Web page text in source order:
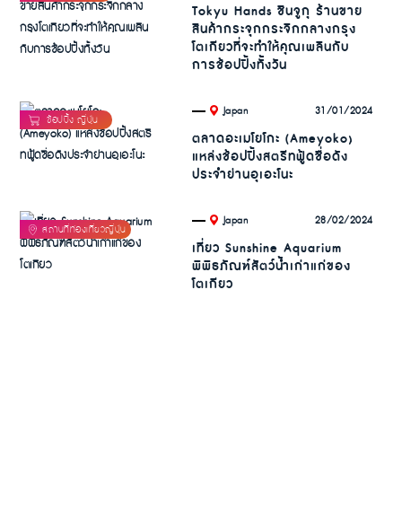
Tokyu Hands ชินจูกุ ร้านขาย
สินค้ากระจุกกระจิกกลางกรุง
โตเกียวที่จะทำให้คุณเพลินกับ
การช้อปปิ้งทั้งวัน
. Japan 31/01/2024
ตลาดอะเมโยโกะ (Ameyoko)
แหล่งช้อปปิ้งสตรีทฟู้ดชื่อดัง
ประจำย่านอุเอะโนะ
. Japan 28/02/2024
เที่ยว Sunshine Aquarium
พิพิธภัณฑ์สัตว์น้ำเก่าแก่ของ
โตเกียว